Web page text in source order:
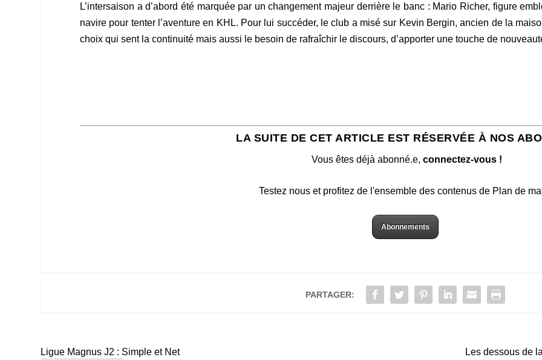
L’intersaison a d’abord été marquée par un changement majeur derrière le banc : Mario Richer, figure
navire pour tenter l’aventure en KHL. Pour lui succéder, le club a misé sur Kevin Bergin, ancien de la
choix qui sent la continuité mais aussi le besoin de rafraîchir le discours, d’apporter une touche de
LA SUITE DE CET ARTICLE EST RÉSERVÉE À NOS
Vous êtes déjà abonné.e, connectez-vous !
Testez nous et profitez de l'ensemble des contenus de Plan de
Abonnements
PARTAGER:
Ligue Magnus J2 : Simple et Net
Les dessous de